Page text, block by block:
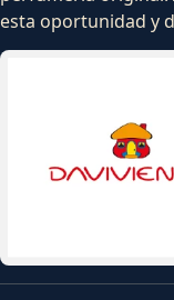
esta oportunidad y